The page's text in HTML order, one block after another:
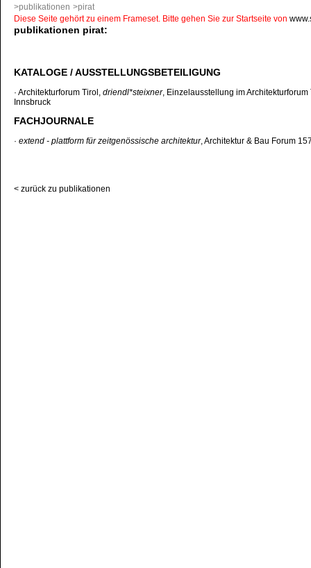
>publikationen >pirat
publikationen pirat:
KATALOGE / AUSSTELLUNGSBETEILIGUNG
· Architekturforum Tirol, driendl*steixner, Einzelausstellung im Architekturforum
Innsbruck
FACHJOURNALE
· extend - plattform für zeitgenössische architektur, Architektur & Bau Forum
< zurück zu publikationen
Diese Seite gehört zu einem Frameset. Bitte gehen Sie zur Startseite von